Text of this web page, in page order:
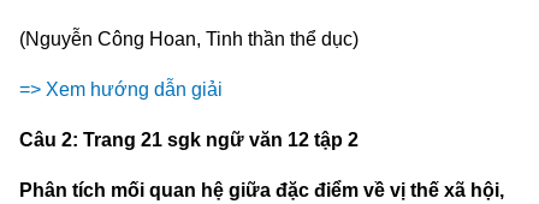
(Nguyễn Công Hoan, Tinh thần thể dục)
=> Xem hướng dẫn giải
Câu 2: Trang 21 sgk ngữ văn 12 tập 2
Phân tích mối quan hệ giữa đặc điểm về vị thế xã hội,